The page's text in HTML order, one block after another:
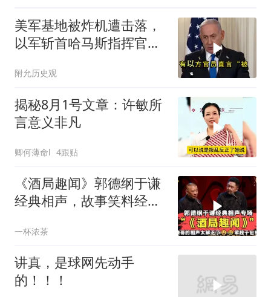
美军基地被炸机遭击落，
以军斩首哈马斯指挥官，
附允历史观
揭秘8月1号文章：许敏所
言意义非凡
卿何薄命l 4跟贴
《酒局趣闻》郭德纲于谦
经典相声，故事笑料经典
一杯浓茶
讲真，是球网先动手
的！！！